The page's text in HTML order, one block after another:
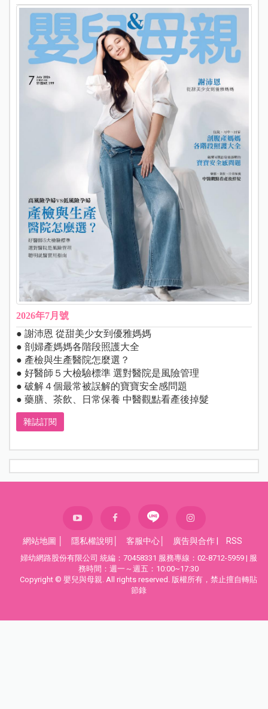
2026年7月號
● 謝沛恩 從甜美少女到優雅媽媽
● 剖婦產媽媽各階段照護大全
● 產檢與生產醫院怎麼選？
● 好醫師５大檢驗標準 選對醫院是風險管理
● 破解４個最常被誤解的寶寶安全感問題
● 藥膳、茶飲、日常保養 中醫觀點看產後掉髮
雜誌訂閱
網站地圖 隱私權說明 客服中心 廣告與合作 RSS
婦幼網路股份有限公司 統編：70458331 服務專線：02-8712-5959 | 服
務時間：週一～週五：10:00~17:30
Copyright © 嬰兒與母親. All rights reserved. 版權所有，禁止擅自轉貼
節錄